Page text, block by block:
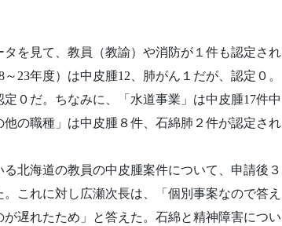
を見て、教員（教諭）や消防が１件も認定され
23年度）は中皮腫12、肺がん１だが、認定０。
０だ。ちなみに、「水道事業」は中皮腫17件中
の職種」は中皮腫８件、石綿肺２件が認定され
北海道の教員の中皮腫案件について、申請後３
これに対し広瀬次長は、「個別事案なので答え
遅れたため」と答えた。石綿と精神障害につい